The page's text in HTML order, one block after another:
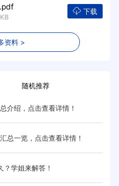
下载
资料 >
随机推荐
介绍，点击查看详情！
总一览，点击查看详情！
学姐来解答！